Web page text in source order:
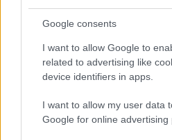
Google consents
I want to allow Google to
related to advertising like
device identifiers in apps.
I want to allow my user data
Google for online advertising
Orbán Viktor az
10 éve
Egy „szagolnám a fingod”-al
lettél volna, na mindegy ez
Kösz, h lejárattál minket.